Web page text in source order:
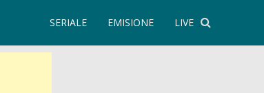
LIVE
EMISIONE
SERIALE